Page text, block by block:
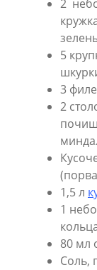
2
5
3 филе
2
1,5 л
1
80 мл
Соль,